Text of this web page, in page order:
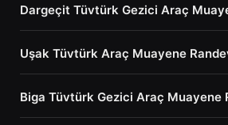
Dargeçit Tüvtürk Gezici Araç
Uşak Tüvtürk Araç Muayene
Biga Tüvtürk Gezici Araç Muayene